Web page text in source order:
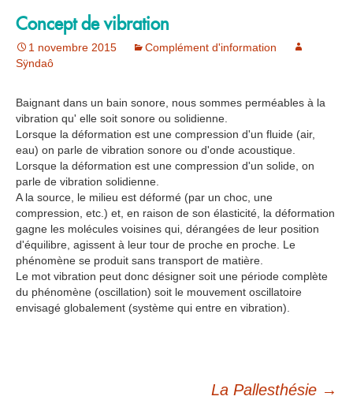
Concept de vibration
1 novembre 2015
Complément d'information
Sÿndaô
Baignant dans un bain sonore, nous sommes perméables à la
vibration qu' elle soit sonore ou solidienne.
Lorsque la déformation est une compression d'un fluide (air,
eau) on parle de vibration sonore ou d'onde acoustique.
Lorsque la déformation est une compression d'un solide, on
parle de vibration solidienne.
A la source, le milieu est déformé (par un choc, une
compression, etc.) et, en raison de son élasticité, la déformation
gagne les molécules voisines qui, dérangées de leur position
d'équilibre, agissent à leur tour de proche en proche. Le
phénomène se produit sans transport de matière.
Le mot vibration peut donc désigner soit une période complète
du phénomène (oscillation) soit le mouvement oscillatoire
envisagé globalement (système qui entre en vibration).
La Pallesthésie →